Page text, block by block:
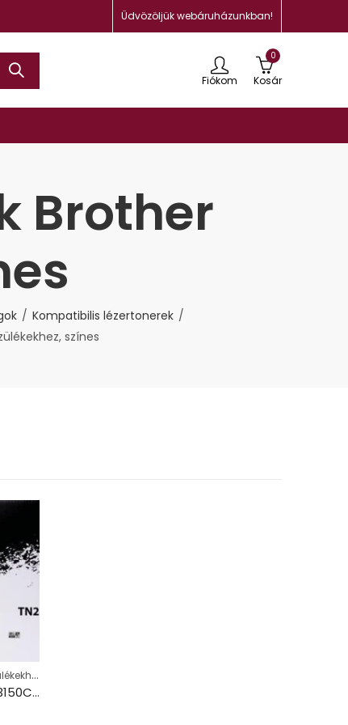
Üdvözöljük webáruházunkban!
Fiókom
0
Kosár
Brother
Kompatibilis lézertonerek
színes
Kompatibilis lézertonerek Brother készülékekhez, színes
TN241Y Lézertoner HL 3140CW, 3150CDW, DCP 9020CDW nyomtatókhoz, VICTORIA TECHNOLOGY, sárga, 1,4k